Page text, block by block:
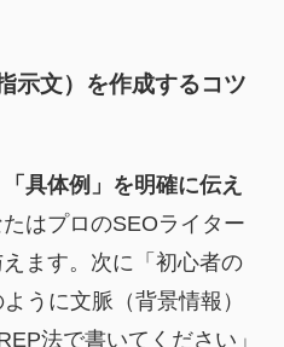
示文）を作成するコツ
具体例」を明確に伝え
はプロのSEOライター
ます。次に「初心者の
うに文脈（背景情報）
法で書いてください」